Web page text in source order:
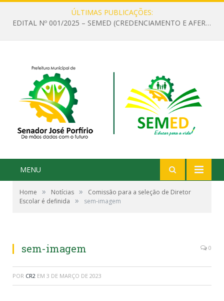
ÚLTIMAS PUBLICAÇÕES:
EDITAL Nº 001/2025 – SEMED (CREDENCIAMENTO E AFERIÇÃO DE CRITÉRIOS TÉCNICOS DE MÉRITO E DESEMPENHO PARA PROVIMENTO DO CARGO OU FUNÇÃO DE GESTOR ESCOLAR DAS UNIDADES DE ENSINO DA REDE MUNICIPAL DE SENADOR JO)
MENU
Home » Notícias »
Comissão para a seleção de Diretor
Escolar é definida
» sem-imagem
sem-imagem 0
POR CR2 EM 3 DE MARÇO DE 2023